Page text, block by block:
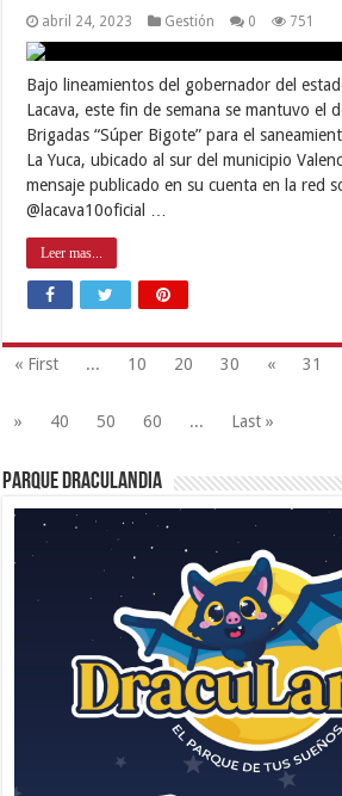
abril 24, 2023 Gestión 0 751
Bajo lineamientos del gobernador del
Lacava, este fin de semana se mantuvo el
Brigadas “Súper Bigote” para el
La Yuca, ubicado al sur del municipio
mensaje publicado en su cuenta en la red
@lacava10oficial …
Leer mas...
« First ... 10 20 30 « 31
»
40 50 60 ... Last »
Parque Draculandia